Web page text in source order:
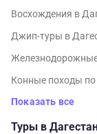
Восхождения в
Джип-туры в
Конные походы по
Показать все
Туры в